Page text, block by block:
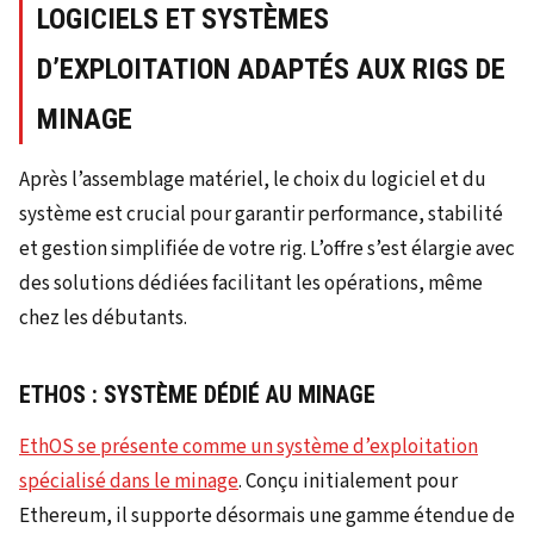
LOGICIELS ET SYSTÈMES
D’EXPLOITATION ADAPTÉS AUX RIGS DE
MINAGE
Après l’assemblage matériel, le choix du logiciel et du
système est crucial pour garantir performance, stabilité
et gestion simplifiée de votre rig. L’offre s’est élargie avec
des solutions dédiées facilitant les opérations, même
chez les débutants.
ETHOS : SYSTÈME DÉDIÉ AU MINAGE
EthOS se présente comme un système d’exploitation
spécialisé dans le minage. Conçu initialement pour
Ethereum, il supporte désormais une gamme étendue de